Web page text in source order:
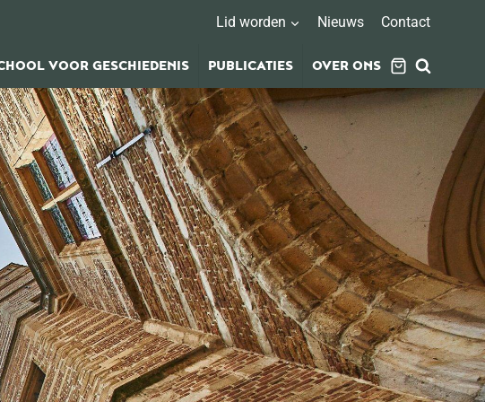
Lid worden Nieuws Contact
VOOR GESCHIEDENIS PUBLICATIES OVER ONS